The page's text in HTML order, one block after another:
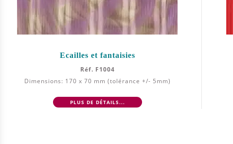
Ecailles et fantaisies
Réf. F1004
Dimensions: 170 x 70 mm (tolérance +/- 5mm)
PLUS DE DÉTAILS...